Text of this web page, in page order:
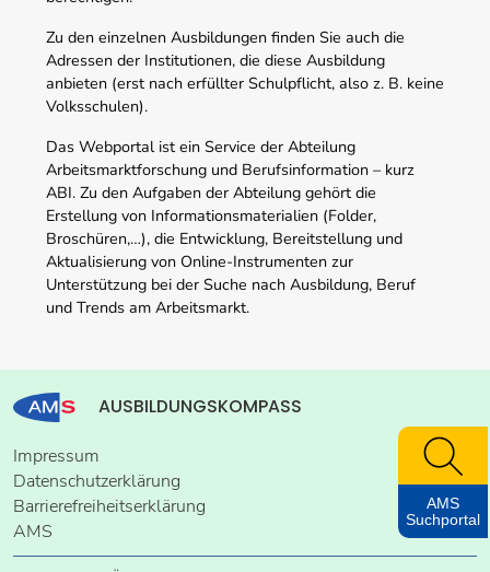
Zu den einzelnen Ausbildungen finden Sie auch die
Adressen der Institutionen, die diese Ausbildung
anbieten (erst nach erfüllter Schulpflicht, also z. B. keine
Volksschulen).
Das Webportal ist ein Service der Abteilung
Arbeitsmarktforschung und Berufsinformation – kurz
ABI. Zu den Aufgaben der Abteilung gehört die
Erstellung von Informationsmaterialien (Folder,
Broschüren,…), die Entwicklung, Bereitstellung und
Aktualisierung von Online-Instrumenten zur
Unterstützung bei der Suche nach Ausbildung, Beruf
und Trends am Arbeitsmarkt.
AUSBILDUNGSKOMPASS
Impressum
Datenschutzerklärung
Barrierefreiheitserklärung
AMS
AMS
Suchportal